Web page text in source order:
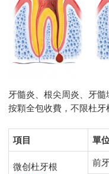
牙髓炎、根尖周炎、牙
按顆全包收費，不限杜
項目 單
微创杜牙根
前